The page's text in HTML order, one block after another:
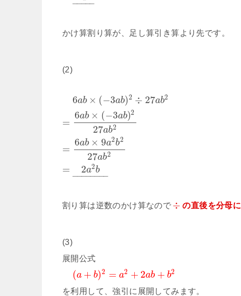
– –
–––
かけ算割り算が、足し算引き算より先です。
(2)
6ab × (−3ab)2 ÷ 27ab2
=
6ab × (−3ab)2
27ab2
=
6ab × 9a2b2
27ab2
= 2a2b
– –
––––––
割り算は逆数のかけ算なので ÷ の直後を分母に
(3)
展開公式
(a + b)2 = a2 + 2ab + b2
を利用して、強引に展開してみます。